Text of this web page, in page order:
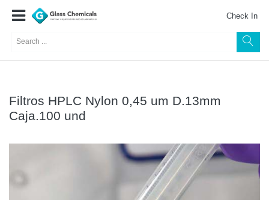
Check In
Filtros HPLC Nylon 0,45 um D.13mm
Caja.100 und